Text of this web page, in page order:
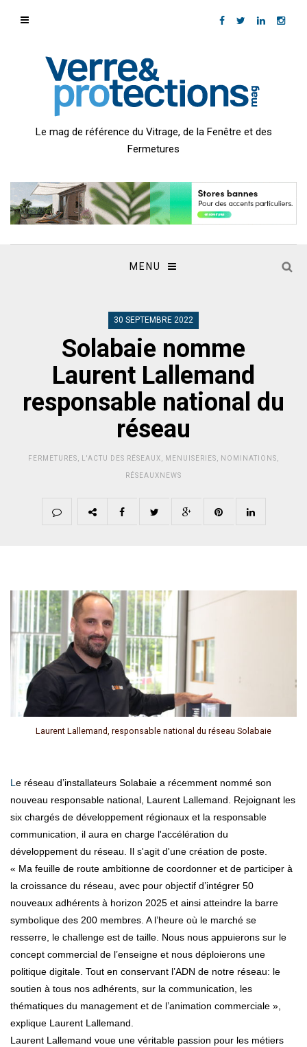
Le mag de référence du Vitrage, de la Fenêtre et des
Fermetures
MENU
30 SEPTEMBRE 2022
Solabaie nomme
Laurent Lallemand
responsable national du
réseau
FERMETURES L'ACTU DES RÉSEAUX MENUISERIES NOMINATIONS
RÉSEAUXNEWS
Laurent Lallemand, responsable national du réseau Solabaie
Le réseau d’installateurs Solabaie a récemment nommé son
nouveau responsable national, Laurent Lallemand. Rejoignant les
six chargés de développement régionaux et la responsable
communication, il aura en charge l'accélération du
développement du réseau. Il s'agit d'une création de poste.
« Ma feuille de route ambitionne de coordonner et de participer à
la croissance du réseau, avec pour objectif d’intégrer 50
nouveaux adhérents à horizon 2025 et ainsi atteindre la barre
symbolique des 200 membres. A l’heure où le marché se
resserre, le challenge est de taille. Nous nous appuierons sur le
concept commercial de l’enseigne et nous déploierons une
politique digitale. Tout en conservant l’ADN de notre réseau: le
soutien à tous nos adhérents, sur la communication, les
thématiques du management et de l’animation commerciale »,
explique Laurent Lallemand.
Laurent Lallemand voue une véritable passion pour les métiers